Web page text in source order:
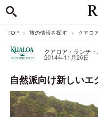
TOP 旅の情報を探す クアロ
クアロア・ランチ
2014年11月26日
自然派向け新しい